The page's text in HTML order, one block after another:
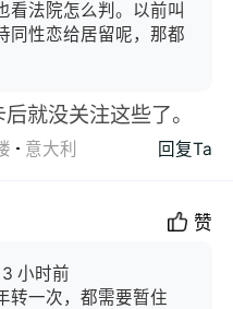
看法院怎么判。以前叫
同性恋给居留呢，那都
就没关注这些了。
意大利 回复Ta
赞
小时前
转一次，都需要暂住